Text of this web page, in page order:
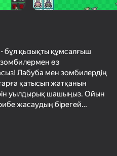
бұл қызықты құмсалғыш
өз
Лабуба мен зомбилердің
қатысып жатқанын
уылдырық шашыңыз. Ойын
жасаудың бірегей
хаосқа жету үшін әртүрлі
жасаңыз. Ойынды